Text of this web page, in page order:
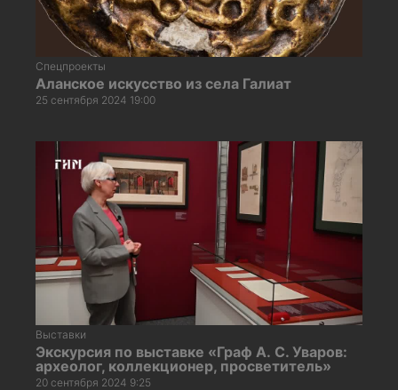
Спецпроекты
Аланское искусство из села Галиат
25 сентября 2024 19:00
Выставки
Экскурсия по выставке «Граф А. С. Уваров:
археолог, коллекционер, просветитель»
20 сентября 2024 9:25